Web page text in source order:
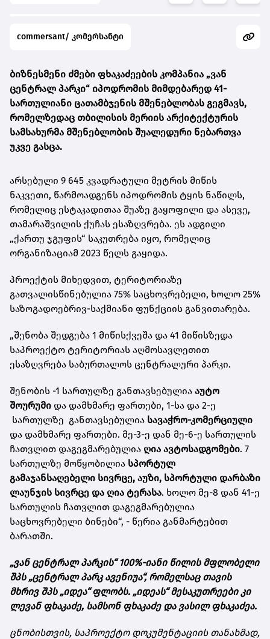
commersant/ კომერსანტი
ბიზნესმენი ძმები ფხაკაძეების კომპანია „ვან
ცენტრალ პარკი“ იპოდრომის მიმდებარედ 41-
სართულიანი ცათამბჯენის მშენებლობას გეგმავს,
რომელზედაც თბილისის მერიის არქიტექტურის
სამსახურმა მშენებლობის შუალედური ნებართვა
უკვე გასცა.
არსებული 9 645 კვადრატული მეტრის მიწის
ნაკვეთი, წარმოადგენს იპოდრომის ტყის ნაწილს,
რომელიც ესტაკადითაა შუაზე გაყოფილი და ასევე,
თამარაშვილის ქუჩას ესაზღვრება. ეს ადგილი
„ქართუ ჯგუფის“ საკუთრება იყო, რომელიც
ორგანიზაციამ 2023 წელს გაყიდა.
პროექტის მიხედვით, ტერიტორიაზე
გათვალისწინებულია 75% საცხოვრებელი, ხოლო 25%
საზოგადოებრივ-საქმიანი ფუნქციის განვითარება.
„შენობა შედგება 1 მიწისქვეშა და 41 მიწისზედა
საპროექტო ტერიტორიას აღმოსავლეთით
ესაზღვრება საბურთალოს ცენტრალური პარკი.
შენობის -1 სართულზე განთავსებულია აუტო
შოურუმი და დამხმარე ფართები, 1-სა და 2-ე
სართულზე განთავსებულია სავაჭრო-კომერციული
და დამხმარე ფართები. მე-3-ე დან მე-6-ე სართულის
ჩათვლით დაგეგმარებულია ღია ავტოსადგომები. 7
სართულზე მოწყობილია სპორტულ
გამაჯანსაღებელი სივრცე, აუზი, სპორტული დარბაზი
ლაუნჯის სივრცე და ღია ტერასა. ხოლო მე-8 დან 41-ე
სართულის ჩათვლით დაგეგმარებულია
საცხოვრებელი ბინები“, - წერია განმარტებით
ბარათში.
„ვან ცენტრალ პარკის“ 100%-იანი წილის მფლობელი
შპს „ცენტრალ პარკ ავენიუა“, რომელსაც თავის
მხრივ შპს „იდეა“ ფლობს. „იდეას“ მესაკუთრეები კი
ლევან ფხაკაძე, სამსონ ფხაკაძე და ვასილ ფხაკაძეა.
ცნობისთვის, საპროექტო დოკუმენტაციის თანახმად,